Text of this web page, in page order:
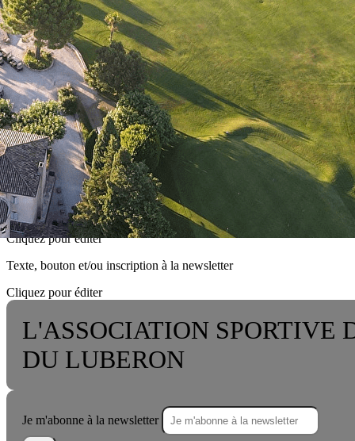
Exporter les lignes sélectionnées
Exporter toutes les colonnes
Exporter uniquement les colonnes affichées
Menu
<
>
ACTUALITÉS
LIENS
?>
Images de la page d'accueil
Cliquez pour éditer
Texte, bouton et/ou inscription à la newsletter
Cliquez pour éditer
L'ASSOCIATION SPORTIVE
DU LUBERON
Je m'abonne à la newsletter